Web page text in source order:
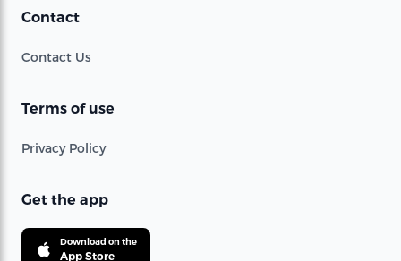
Contact
Contact Us
Terms of use
Privacy Policy
Get the app
Download on the
App Store